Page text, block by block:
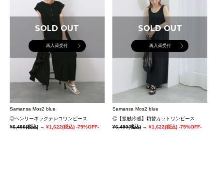
SOLD OUT
再入荷受付
Samansa Mos2 blue
◎ヘンリーネックテレコワンピース
¥6,490(税込) → ¥1,622(税込) -75%OFF-
SOLD OUT
再入荷受付
Samansa Mos2 blue
◎【接触冷感】切替カットワンピース
¥6,490(税込)→¥1,622(税込) -75%OFF-